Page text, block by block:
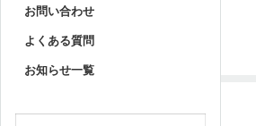
お問い合わせ
よくある質問
お知らせ一覧